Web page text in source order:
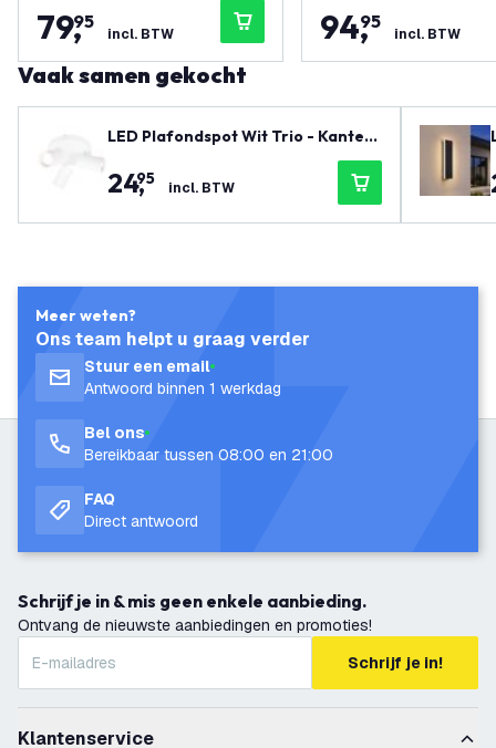
79,
95
incl. BTW 94,
95
incl. BTW
Vaak samen gekocht
LED Plafondspot Wit Trio - Kantelb
24,
95 incl. BTW
Meer weten?
Ons team helpt u graag verder
Stuur een email
Antwoord binnen 1 werkdag
Bel ons
Bereikbaar tussen 08:00 en 21:00
FAQ
Direct antwoord
Schrijf je in & mis geen enkele aanbieding.
Ontvang de nieuwste aanbiedingen en promoties!
Schrijf je in!
Klantenservice